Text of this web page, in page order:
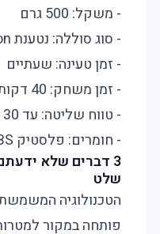
- משקל: 500 גרם
- סוג סוללה: נטענת Li-ion
- זמן טעינה: שעתיים
- זמן משחק: 40 דקות
- טווח שליטה: עד 30 מטר
- חומרים: פלסטיק ABS וגומי
3 דברים שלא
שלט
הטכנולוגיה
פותחה במקור